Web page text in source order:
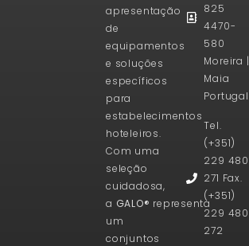
apresentação
de
equipamentos
e soluções
específicos
para
estabelecimentos
hoteleiros.
Com uma
seleção
cuidadosa,
a GALO® representa
um
conjuntos
825
4470-
580
Moreira |
Maia
Portugal
Tel.
(+351)
229 480
271 Fax.
(+351)
229 480
272